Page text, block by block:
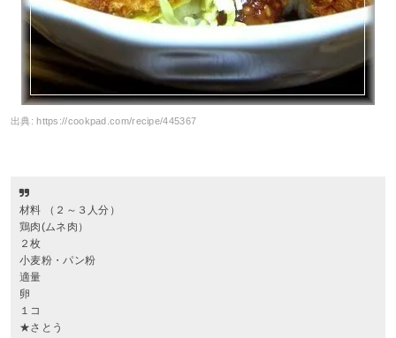
出典: https://cookpad.com/recipe/445367
材料 （２～３人分）
鶏肉(ムネ肉）
２枚
小麦粉・パン粉
適量
卵
１コ
★さとう